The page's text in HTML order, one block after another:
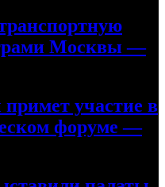
Москвы —
участие в
форуме —